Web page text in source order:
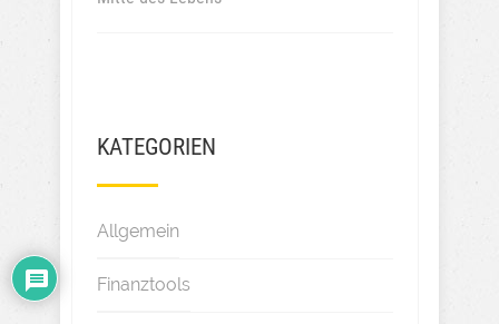
KATEGORIEN
Allgemein
Finanztools